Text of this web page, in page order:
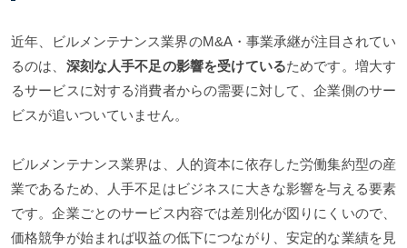
近年、ビルメンテナンス業界のM&A・事業承継が注目されてい
るのは、 深刻な人手不足の影響を受けているためです。増大す
るサービスに対する消費者からの需要に対して、企業側のサー
ビスが追いついていません。
ビルメンテナンス業界は、人的資本に依存した労働集約型の産
業であるため、人手不足はビジネスに大きな影響を与える要素
です。企業ごとのサービス内容では差別化が図りにくいので、
価格競争が始まれば収益の低下につながり、安定的な業績を見